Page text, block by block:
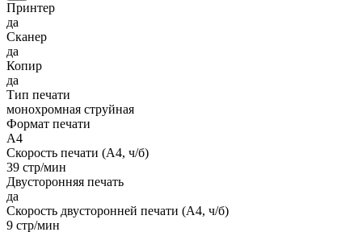
Принтер
да
Сканер
да
Копир
да
Тип печати
монохромная струйная
Формат печати
A4
Скорость печати (А4, ч/б)
39 стр/мин
Двусторонняя печать
да
Скорость двусторонней печати (А4, ч/б)
9 стр/мин